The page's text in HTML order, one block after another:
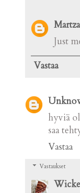
Martza
Just
Vastaa
hyviä
saa
Vastaa
Vastaukset